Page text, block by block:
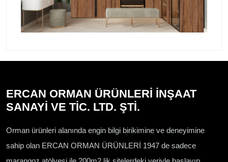
ERCAN ORMAN ÜRÜNLERİ İNŞAAT
SANAYİ VE TİC. LTD. ŞTİ.
Orman ürünleri alanında engin bilgi birikimine ve deneyimine
sahip olan ERCAN ORMAN ÜRÜNLERİ 1947 de sadece